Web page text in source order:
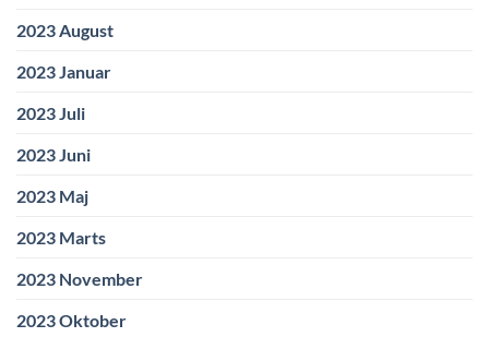
2023 August
2023 Januar
2023 Juli
2023 Juni
2023 Maj
2023 Marts
2023 November
2023 Oktober